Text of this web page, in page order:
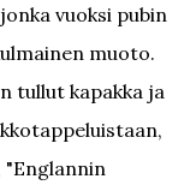
vuoksi pubin
muoto.
tullut kapakka ja